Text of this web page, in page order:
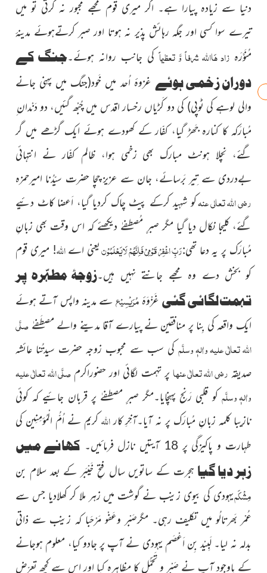
دنیا سے زیادہ پیارا ہے۔ اگر میری قوم مجھے مجبور نہ کرتی تو میں
تیرے سوا کسی اور جگہ رہائش پذیر نہ ہوتا اور صبر کرتےہوئے مدینۂ
مُنَوَّرَہزاد ہَااللہ شرفاً وَّ تعظیماًکی جانب روانہ ہوئے۔جنگ کے
دوران زخمی ہوئے غزوۂ اُحد میں خَود(جنگ میں پہنی جانے
والی لوہے کی ٹوپی) کی دو کَڑیاں رخسار اقدس میں چُبْھ گئیں، دو دَنْدان ِ
مُبارَکہ کا کنارہ جَھڑ گیا، کفّار کے کھودے ہوئے ایک گڑھے میں گر
گئے، نِچلا ہونٹ مبارک بھی زخمی ہوا، ظالم کفّار نے انتہائی
بےدردی سے تِیر بَرسائے، جان سے عزیز چچا حضرت سیّدُنا امیرحمزہ
رضی اللہ تعالی عنہکو شہید کرکے پیٹ چاک کردیا گیا، اَعضا کاٹ دئیے
گئے، کلیجا نکال دیا گیا مگر صبرِِ مُصطفےٰ دیکھئے کہ اس وقت بھی زبانِ
مُبارَک پر یہ دعا تھی:رَبِّ اغْفِرْ قَوْمِیْ فَاِنَّھُمْ لَایَعْلَمُوْنیعنی اےاللہ! میری قوم
کو بخش دے وہ مجھے جانتے نہیں ہیں۔زوجۂ مطہّرہ پر
تہمت لگائی گئی غَزْوَۂ مُرَیْسِیْعسے مدینہ واپس آتے ہوئے
ایک واقعہ کی بِنا پر منافقین نے پیارے آقا مدینے والے مصطَفےٰ صلَّی
اللہ تعالٰی علیہ واٰلہٖ وسلَّم کی سب سے محبوب زوجہ حضرت سیدتُنا عائشہ
صدیقہ رضی اللہ تعالٰی عنہاپر تہمت لگائی اور حضوراکرمصلَّی اللہ تعالٰی علیہ
واٰلہٖ وسلَّم کو قلبی رَنج پہنچایا۔مگر صبرِِ مصطفےٰ پر قربان جائیے کہ کوئی
نازیبا کلمہ زبانِ مُبارَک پر نہ آیا۔آخِرِ کاراللہ کریم نے اُمُّ الْمُؤمِنِین کی
طہارت و پاکیزگی پر 18 آیتیں نازل فرمائیں۔
کھانے میں
زہر دیا گیا ہجرت کے ساتویں سال فتحِ خَیْبَر کے بعد سلام بن
مِشْکَمیہودی کی بیوی زینب نے گوشت میں زہر ملا کر کھلادیا جس سے
عُمْر بَھرتالُو میں تکلیف رہی۔ مگرصَبْر وعَفْو مَرْحَبا کہ زینب سے ذاتی
بدلہ نہ لیا۔ لَبِیْد بِن اَعْصَم یہودی نے آپ پر جادو کیا، معلوم ہوجانے
کے باوجود آپ نے صَبْر و تَحَمُّل کا مظاہرہ کیا اور اس سے کچھ تعرّض